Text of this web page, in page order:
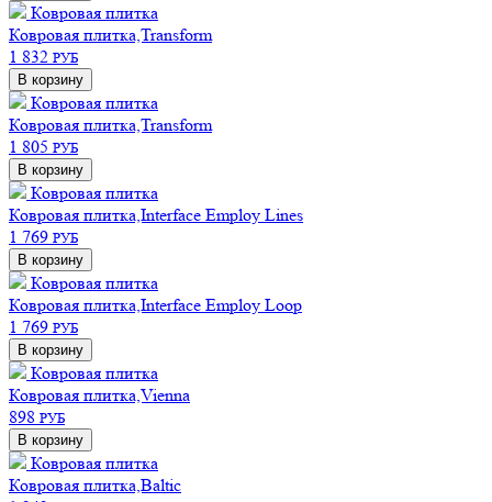
Ковровая плитка
Ковровая плитка,Transform
1 832 РУБ
В корзину
Ковровая плитка
Ковровая плитка,Transform
1 805 РУБ
В корзину
Ковровая плитка
Ковровая плитка,Interface Employ Lines
1 769 РУБ
В корзину
Ковровая плитка
Ковровая плитка,Interface Employ Loop
1 769 РУБ
В корзину
Ковровая плитка
Ковровая плитка,Vienna
898 РУБ
В корзину
Ковровая плитка
Ковровая плитка,Baltic